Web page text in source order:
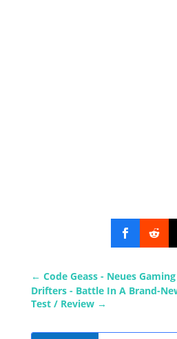
← Code Geass - Neues
Drifters - Battle In A Brand-
Test / Review→